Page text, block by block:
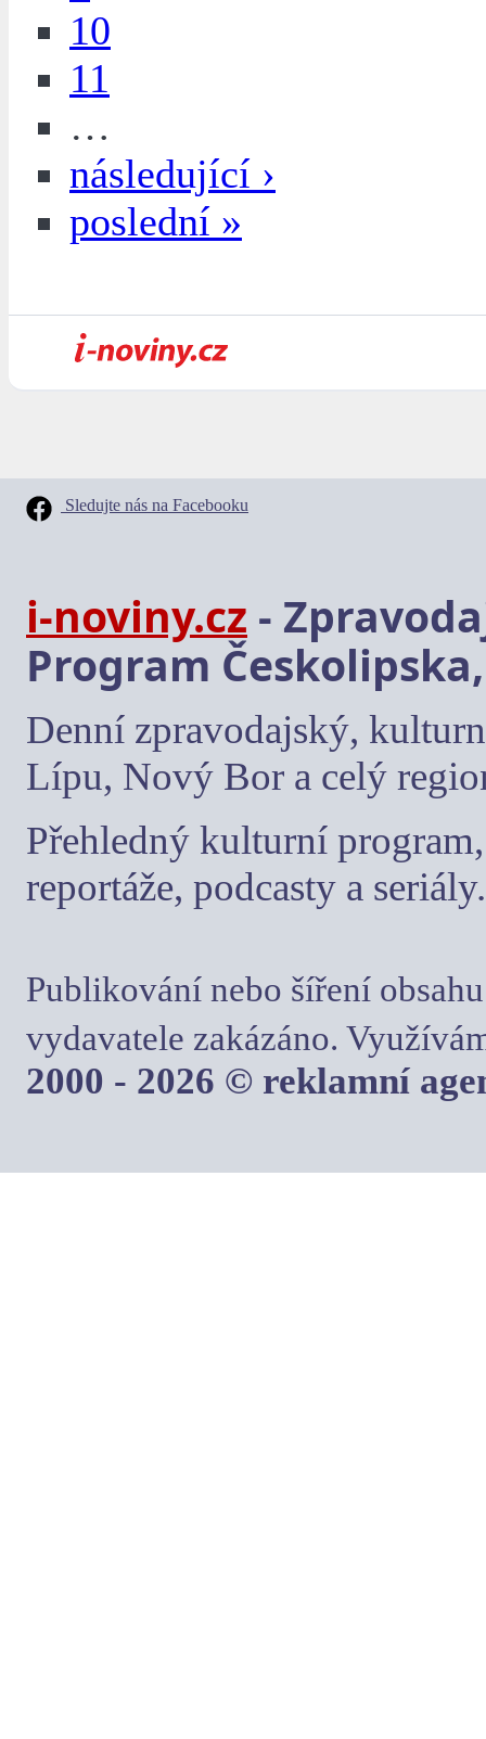
10
11
…
následující ›
poslední »
Sledujte nás na Facebooku
i-noviny.cz -
Program
Denní zpravodajský,
Lípu, Nový Bor a celý
Přehledný kulturní
reportáže, podcasty a seriály.
Publikování nebo šíření
vydavatele zakázáno.
2000 - 2026 © reklamní